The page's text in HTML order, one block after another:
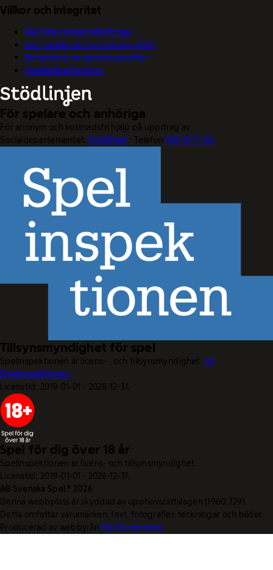
Villkor och integritet
Välj dina cookieinställningar
Om cookies och personuppgifter
Behandling av personuppgifter
Visselblåsarfunktion
För spelare och anhöriga
För anonym och kostnadsfri hjälp på uppdrag av
Socialdepartementet. Stödlinjen. Telefon020-81 91 00.
Tillsynsmyndighet för spel
Spelinspektionen är licens- och tillsynsmyndighet.Till
Spelinspektionen.
Licenstid: 2019-01-01 - 2028-12-31.
Spel för dig över 18 år
Spelinspektionen är licens- och tillsynsmyndighet.
Licenstid: 2019-01-01 - 2028-12-31.
AB Svenska Spel © 2026
Denna webbplats är skyddad av upphovsrättslagen (1960:729).
Detta omfattar varumärken, text, fotografier, teckningar och bilder.
Producerad av webbyrånThe Generation